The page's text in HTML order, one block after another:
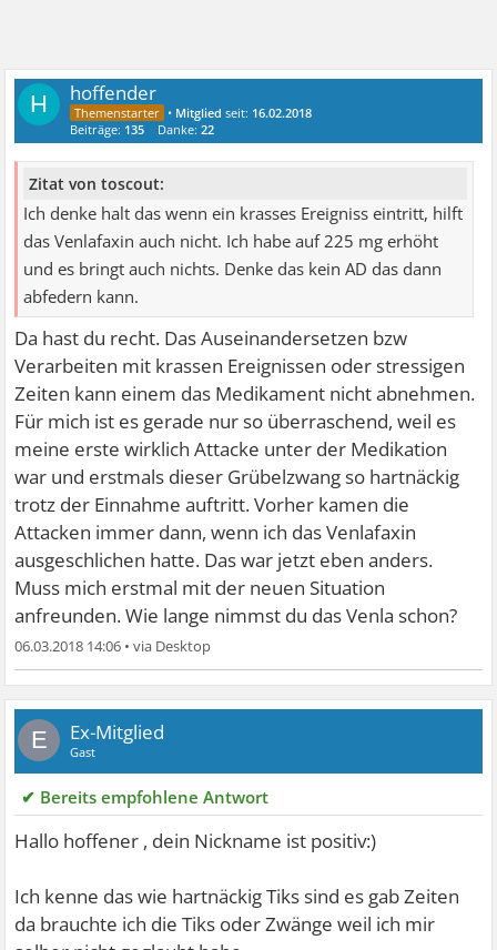
H hoffender
• Mitglied seit: 16.02.2018
Beiträge: 135 Danke:22
Zitat von toscout:
Ich denke halt das wenn ein krasses Ereigniss eintritt, hilft
das Venlafaxin auch nicht. Ich habe auf 225 mg erhöht
und es bringt auch nichts. Denke das kein AD das dann
abfedern kann.
Da hast du recht. Das Auseinandersetzen bzw
Verarbeiten mit krassen Ereignissen oder stressigen
Zeiten kann einem das Medikament nicht abnehmen.
Für mich ist es gerade nur so überraschend, weil es
meine erste wirklich Attacke unter der Medikation
war und erstmals dieser Grübelzwang so hartnäckig
trotz der Einnahme auftritt. Vorher kamen die
Attacken immer dann, wenn ich das Venlafaxin
ausgeschlichen hatte. Das war jetzt eben anders.
Muss mich erstmal mit der neuen Situation
anfreunden. Wie lange nimmst du das Venla schon?
06.03.2018 14:06 •
E Ex-Mitglied
Gast
✔ Bereits empfohlene Antwort
Hallo hoffener , dein Nickname ist positiv:)
Ich kenne das wie hartnäckig Tiks sind es gab Zeiten
da brauchte ich die Tiks oder Zwänge weil ich mir